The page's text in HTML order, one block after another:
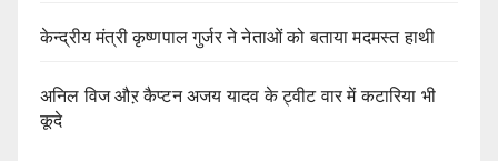
केन्द्रीय मंत्री कृष्णपाल गुर्जर ने नेताओं को बताया मदमस्त हाथी
अनिल विज औऱ कैप्टन अजय यादव के ट्वीट वार में कटारिया भी
कूदे